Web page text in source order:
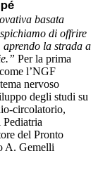
basata
di offrire
la strada a
Per la prima
l’NGF
nervoso
degli studi su
circolatorio,
del Pronto
A. Gemelli